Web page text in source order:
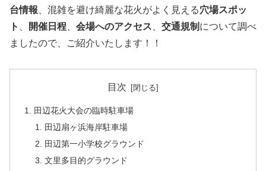
台情報 、混雑を避け綺麗な花火がよく見える穴場スポッ
ト
開催日程 会場へのアクセス 交通規制 について調べ
ましたので、ご紹介いたします！！
目次
田辺花火大会の臨時駐車場
田辺扇ヶ浜海岸駐車場
田辺第一小学校グラウンド
文里多目的グラウンド